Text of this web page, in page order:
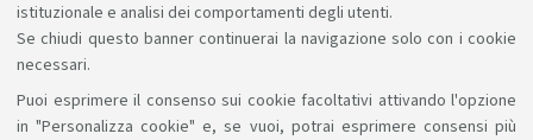
istituzionale e analisi dei comportamenti degli utenti.
Se chiudi questo banner continuerai la navigazione solo con i cookie
necessari.
Puoi esprimere il consenso sui cookie facoltativi attivando l'opzione
in "Personalizza cookie" e, se vuoi, potrai esprimere consensi più
Sosteniamo il diritto alla conoscenza